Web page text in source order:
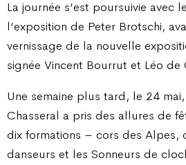
La journée s’est poursuivie avec
l’exposition de Peter Brotschi,
vernissage de la nouvelle
signée Vincent Bourrut et Léo de
Une semaine plus tard, le 24
Chasseral a pris des allures de
dix formations – cors des
danseurs et les Sonneurs de